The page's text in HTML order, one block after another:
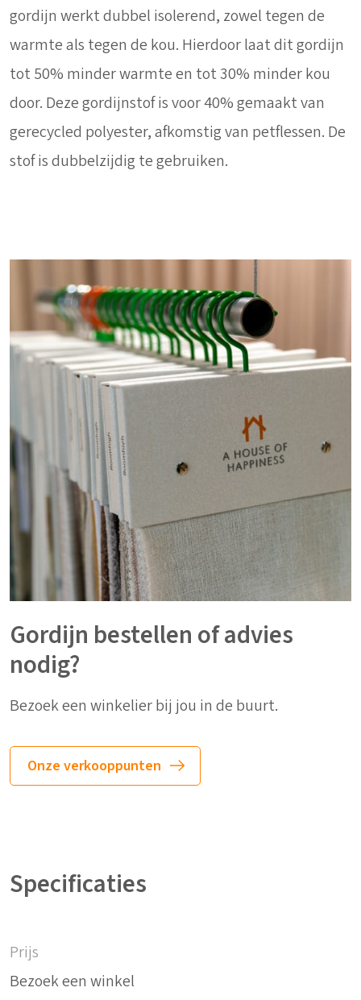
gordijn werkt dubbel isolerend, zowel tegen de
warmte als tegen de kou. Hierdoor laat dit gordijn
tot 50% minder warmte en tot 30% minder kou
door. Deze gordijnstof is voor 40% gemaakt van
gerecycled polyester, afkomstig van petflessen. De
stof is dubbelzijdig te gebruiken.
Gordijn bestellen of advies
nodig?
Bezoek een winkelier bij jou in de buurt.
Onze verkooppunten
Specificaties
Prijs
Bezoek een winkel